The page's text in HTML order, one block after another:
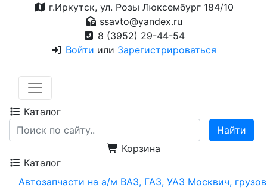
г.Иркутск, ул. Розы Люксембург 184/10
ssavto@yandex.ru
8 (3952) 29-44-54
Войти или Зарегистрироваться
Каталог
Корзина
Каталог
Автозапчасти на а/м ВАЗ, ГАЗ, УАЗ Москвич,